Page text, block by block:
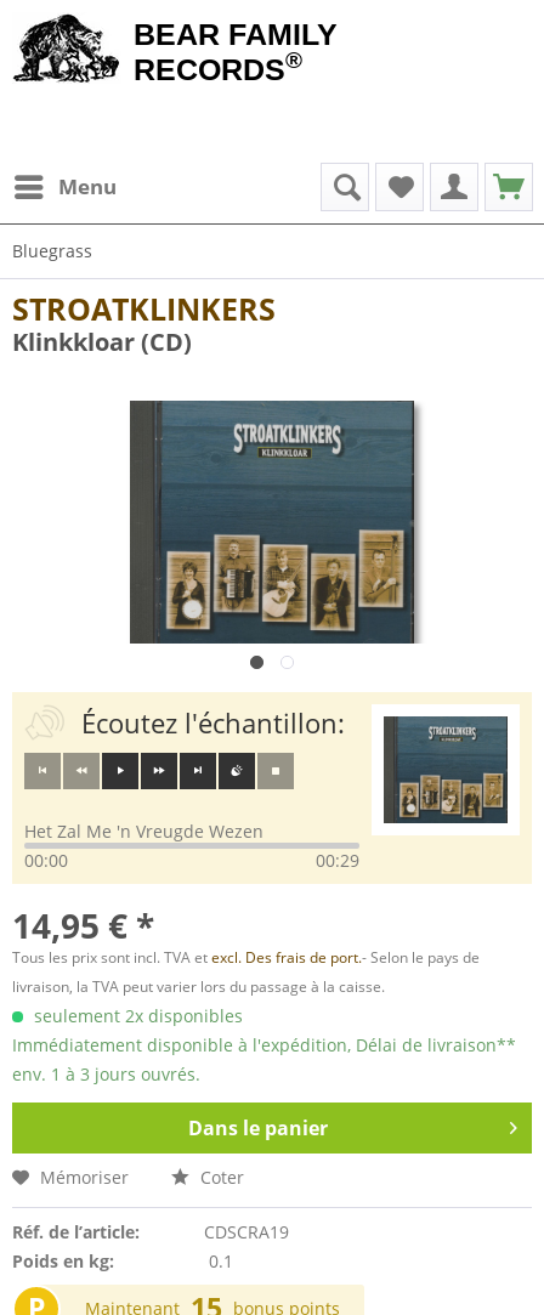
BEAR FAMILY
RECORDS®
Menu
Bluegrass
STROATKLINKERS
Klinkkloar (CD)
Écoutez l'échantillon:
Het Zal Me 'n Vreugde Wezen
00:00
00:29
14,95 € *
Tous les prix sont incl. TVA etexcl. Des frais de port.- Selon le pays de
livraison, la TVA peut varier lors du passage à la caisse.
seulement 2x disponibles
Immédiatement disponible à l'expédition, Délai de livraison**
env. 1 à 3 jours ouvrés.
Dans le panier
Mémoriser Coter
Réf. de l’article:
CDSCRA19
Poids en kg:
0.1
Maintenant bonus points